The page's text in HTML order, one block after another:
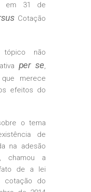
em 31 de
Cotação
tópico não
per se,
merece
efeitos do
o tema
de
na adesão
chamou a
de a lei
cotação do